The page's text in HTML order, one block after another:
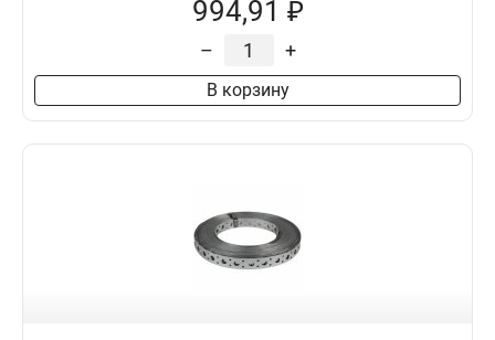
994,91 ₽
– +
В корзину